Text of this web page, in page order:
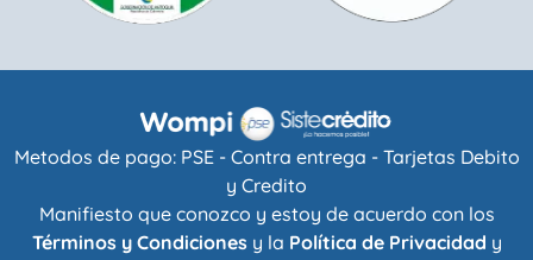
Metodos de pago: PSE - Contra entrega - Tarjetas Debito
y Credito
Manifiesto que conozco y estoy de acuerdo con los
Términos y Condicionesy la Política de Privacidad y